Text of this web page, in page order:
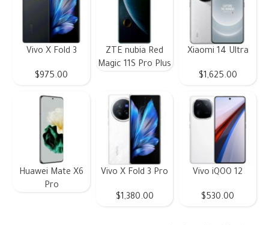
Xiaomi 14 Ultra
$1,625.00
ZTE nubia Red
Magic 11S Pro Plus
Vivo X Fold 3
$975.00
Vivo iQOO 12
$530.00
Vivo X Fold 3 Pro
$1,380.00
Huawei Mate X6
Pro